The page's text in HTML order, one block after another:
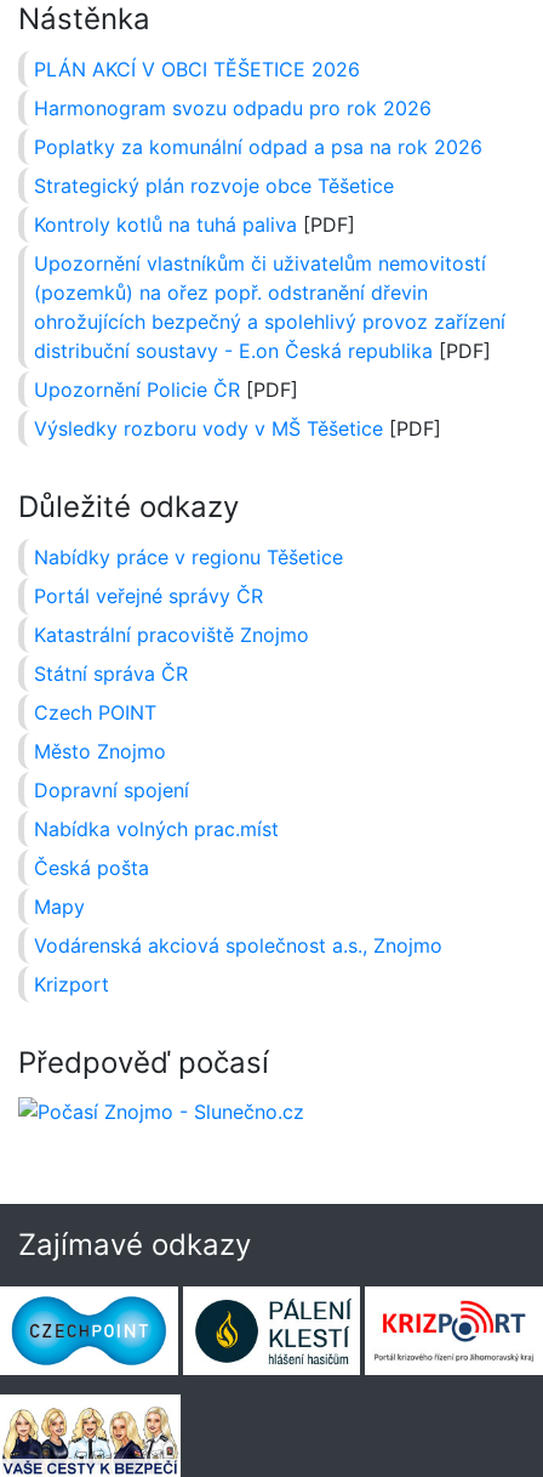
Nástěnka
PLÁN AKCÍ V OBCI TĚŠETICE 2026
Harmonogram svozu odpadu pro rok 2026
Poplatky za komunální odpad a psa na rok 2026
Strategický plán rozvoje obce Těšetice
Kontroly kotlů na tuhá paliva [PDF]
Upozornění vlastníkům či uživatelům nemovitostí
(pozemků) na ořez popř. odstranění dřevin
ohrožujících bezpečný a spolehlivý provoz zařízení
distribuční soustavy - E.on Česká republika [PDF]
Upozornění Policie ČR[PDF]
Výsledky rozboru vody v MŠ Těšetice[PDF]
Důležité odkazy
Nabídky práce v regionu Těšetice
Portál veřejné správy ČR
Katastrální pracoviště Znojmo
Státní správa ČR
Czech POINT
Město Znojmo
Dopravní spojení
Nabídka volných prac.míst
Česká pošta
Mapy
Vodárenská akciová společnost a.s., Znojmo
Krizport
Předpověď počasí
Zajímavé odkazy